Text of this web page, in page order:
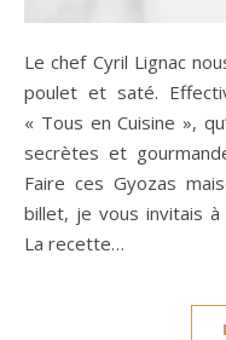
Le chef Cyril Lignac nous dévoile sa recette de Gyozas au
poulet et saté.
« Tous en Cuisine »,
secrètes et
Faire ces Gyozas
billet, je vous invitais
La recette…